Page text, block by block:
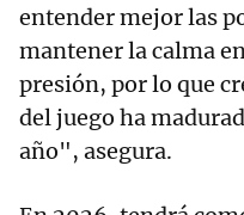
entender mejor las
mantener la calma
presión, por lo que
del juego ha
año", asegura.